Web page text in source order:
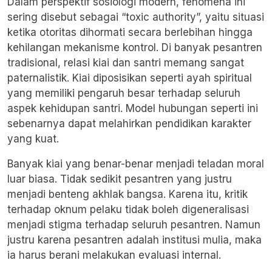
sering disebut sebagai “toxic authority”, yaitu situasi
ketika otoritas dihormati secara berlebihan hingga
kehilangan mekanisme kontrol. Di banyak pesantren
tradisional, relasi kiai dan santri memang sangat
paternalistik. Kiai diposisikan seperti ayah spiritual
yang memiliki pengaruh besar terhadap seluruh
aspek kehidupan santri. Model hubungan seperti ini
sebenarnya dapat melahirkan pendidikan karakter
yang kuat.
Banyak kiai yang benar-benar menjadi teladan moral
luar biasa. Tidak sedikit pesantren yang justru
menjadi benteng akhlak bangsa. Karena itu, kritik
terhadap oknum pelaku tidak boleh digeneralisasi
menjadi stigma terhadap seluruh pesantren. Namun
justru karena pesantren adalah institusi mulia, maka
ia harus berani melakukan evaluasi internal.